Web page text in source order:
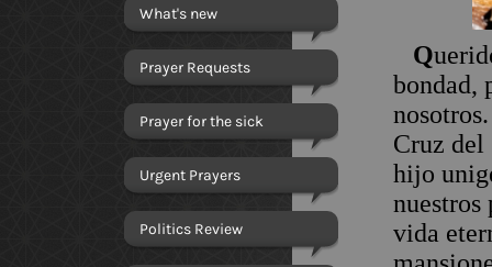
What's new
Prayer Requests
Prayer for the sick
Urgent Prayers
Politics Review
Q
bondad,
Cruz
hijo
nuestros
vida